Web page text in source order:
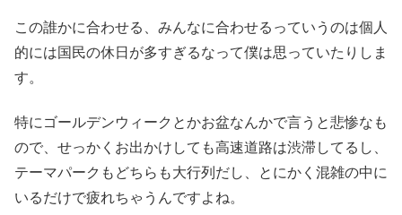
この誰かに合わせる、みんなに合わせるっていうのは個人
的には国民の休日が多すぎるなって僕は思っていたりしま
す。
特にゴールデンウィークとかお盆なんかで言うと悲惨なも
ので、せっかくお出かけしても高速道路は渋滞してるし、
テーマパークもどちらも大行列だし、とにかく混雑の中に
いるだけで疲れちゃうんですよね。